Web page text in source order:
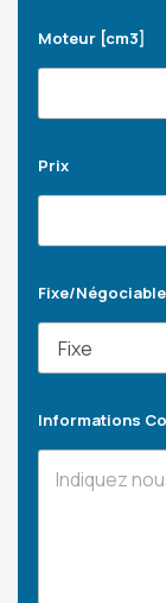
Moteur [cm3]
Prix
Fixe/Négociable
Informations